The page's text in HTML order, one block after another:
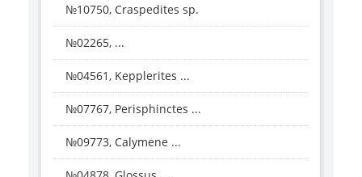
№10750, Craspedites sp.
№02265, ...
№04561, Kepplerites ...
№07767, Perisphinctes ...
№09773, Calymene ...